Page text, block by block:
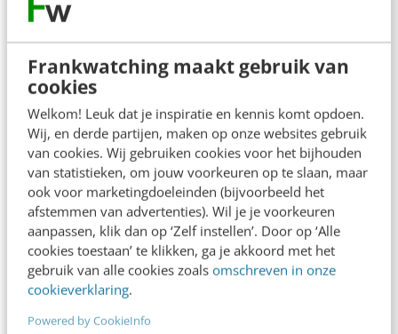
Frankwatching maakt gebruik van
cookies
Welkom! Leuk dat je inspiratie en kennis komt opdoen.
Wij, en derde partijen, maken op onze websites gebruik
van cookies. Wij gebruiken cookies voor het bijhouden
van statistieken, om jouw voorkeuren op te slaan, maar
ook voor marketingdoeleinden (bijvoorbeeld het
afstemmen van advertenties). Wil je je voorkeuren
aanpassen, klik dan op ‘Zelf instellen’. Door op ‘Alle
cookies toestaan’ te klikken, ga je akkoord met het
gebruik van alle cookies zoals omschreven in onze
cookieverklaring.
Powered by CookieInfo
gebruikers de voordelen van een product
of dienst benoemen (kan ook met video’s)
Zo goed mogelijk omschrijven van ‘het
probleem’ in de woorden van klanten
Bepalen van een unique selling point en
dat benadrukken: waarin ben je anders en
beter?
Omschrijven welk probleem het product of
de dienst oplost
Geven van eventuele garanties
Het verwerken van dit soort punten